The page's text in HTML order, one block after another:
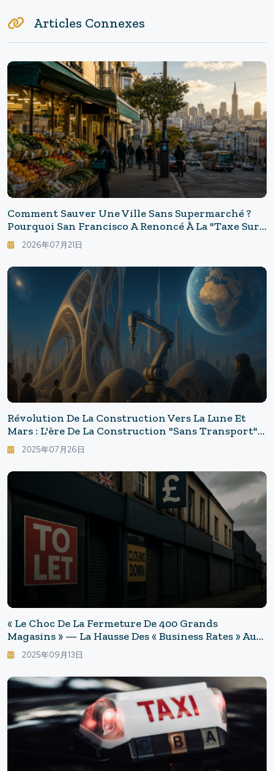
Articles Connexes
Comment Sauver Une Ville Sans Supermarché ?
Pourquoi San Francisco A Renoncé À La "taxe Sur
Les Locaux Vacants"
2026年07月21日
Révolution De La Construction Vers La Lune Et
Mars : L'ère De La Construction "sans Transport" -
La Vie Des Années 2030 Transformée Par
L'impression 3D Lunaire
2025年07月26日
« Le Choc De La Fermeture De 400 Grands
Magasins » — La Hausse Des « Business Rates » Au
Royaume-Uni Entraîne Une Désertification
Urbaine En Chaîne
2025年09月13日